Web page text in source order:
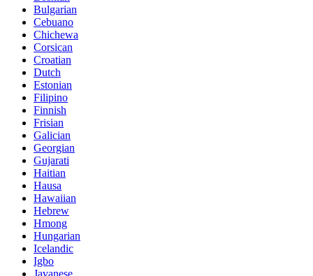
Bulgarian
Cebuano
Chichewa
Corsican
Croatian
Dutch
Estonian
Filipino
Finnish
Frisian
Galician
Georgian
Gujarati
Haitian
Hausa
Hawaiian
Hebrew
Hmong
Hungarian
Icelandic
Igbo